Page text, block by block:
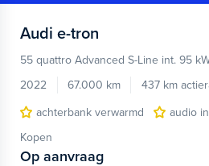
Audi e-tron
55 quattro Advanced S-Line int. 95
2022
67.000 km 437 km
achterbank verwarmd
audio
Kopen
Op aanvraag